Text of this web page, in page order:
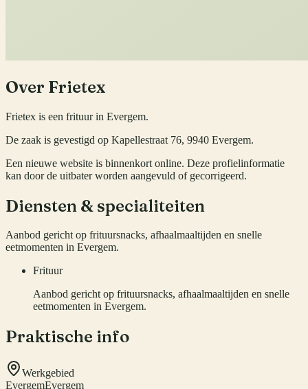
Over Frietex
Frietex is een frituur in Evergem.
De zaak is gevestigd op Kapellestraat 76, 9940 Evergem.
Een nieuwe website is binnenkort online. Deze profielinformatie
kan door de uitbater worden aangevuld of gecorrigeerd.
Diensten & specialiteiten
Aanbod gericht op frituursnacks, afhaalmaaltijden en snelle
eetmomenten in Evergem.
Frituur
Aanbod gericht op frituursnacks, afhaalmaaltijden en snelle
eetmomenten in Evergem.
Praktische info
Werkgebied
EvergemEvergem